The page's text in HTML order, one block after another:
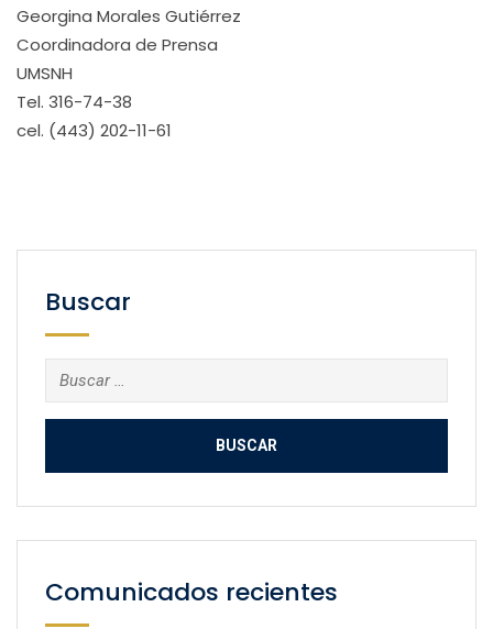
Georgina Morales Gutiérrez
Coordinadora de Prensa
UMSNH
Tel. 316-74-38
cel. (443) 202-11-61
Buscar
Buscar:
Comunicados recientes